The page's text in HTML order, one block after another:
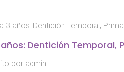
3 años: Dentición Temporal,
años: Dentición Temporal,
por admin